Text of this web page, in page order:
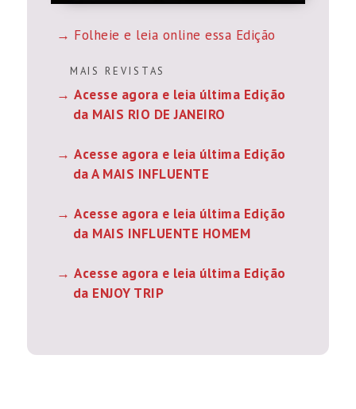
Folheie e leia online essa Edição
M A I S R E V I S T A S
Acesse agora e leia última Edição
da MAIS RIO DE JANEIRO
Acesse agora e leia última Edição
da A MAIS INFLUENTE
Acesse agora e leia última Edição
da MAIS INFLUENTE HOMEM
Acesse agora e leia última Edição
da ENJOY TRIP